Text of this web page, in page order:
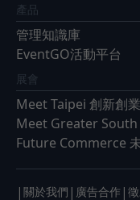
產品
管理知識庫
EventGO活動平台
展會
Meet Taipei 創新創
Meet Greater South
Future Commerce
| 關於我們 | 廣告合作 |